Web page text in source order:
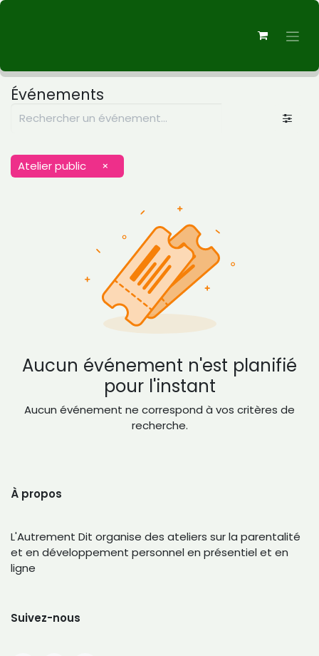
Événements
Atelier public ×
Aucun événement n'est planifié
pour l'instant
Aucun événement ne correspond à vos critères de
recherche.
À propos
L'Autrement Dit organise des ateliers sur la parentalité
et en développement personnel en présentiel et en
ligne
Suivez-nous